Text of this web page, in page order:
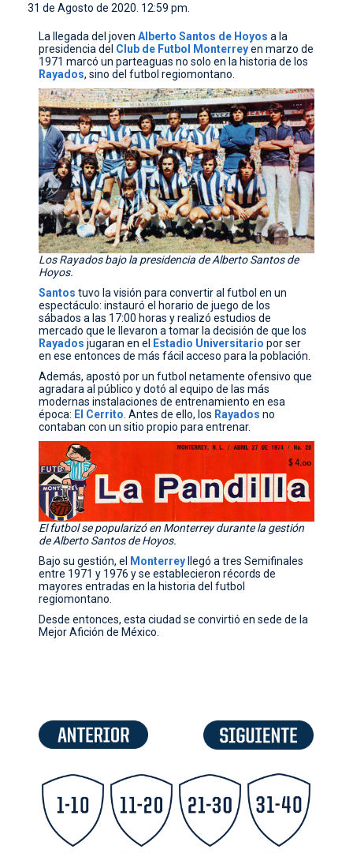
31 de Agosto de 2020. 12:59 pm.
La llegada del jovenAlberto Santos de Hoyos a la
presidencia del Club de Futbol Monterreyen marzo de
1971 marcó un parteaguas no solo en la historia de los
Rayados, sino del futbol regiomontano.
Los Rayados bajo la presidencia de Alberto Santos de
Hoyos.
Santos tuvo la visión para convertir al futbol en un
espectáculo: instauró el horario de juego de los
sábados a las 17:00 horas y realizó estudios de
mercado que le llevaron a tomar la decisión de que los
Rayados jugaran en el Estadio Universitario por ser
en ese entonces de más fácil acceso para la población.
Además, apostó por un futbol netamente ofensivo que
agradara al público y dotó al equipo de las más
modernas instalaciones de entrenamiento en esa
época: El Cerrito . Antes de ello, los Rayados no
contaban con un sitio propio para entrenar.
El futbol se popularizó en Monterrey durante la gestión
de Alberto Santos de Hoyos.
Bajo su gestión, el
Monterrey llegó a tres Semifinales
entre 1971 y 1976 y se establecieron récords de
mayores entradas en la historia del futbol
regiomontano.
Desde entonces, esta ciudad se convirtió en sede de la
Mejor Afición de México.